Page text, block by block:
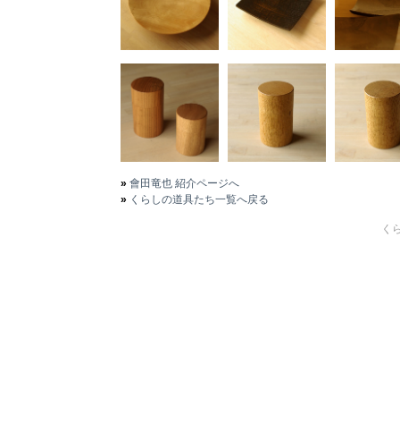
» 會田竜也 紹介ページへ
» くらしの道具たち一覧へ戻る
く